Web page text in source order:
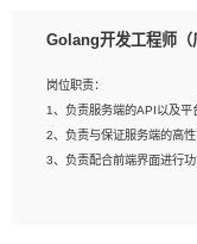
2、熟悉PostgreSQL、redis
4、熟悉Hadoop、HBASE
5、熟悉linux或任意一种
6、具备丰富的项目实施经
Golang开发工程师（
岗位职责：
1、负责服务端的API以及平
2、负责与保证服务端的高
3、负责配合前端界面进行功